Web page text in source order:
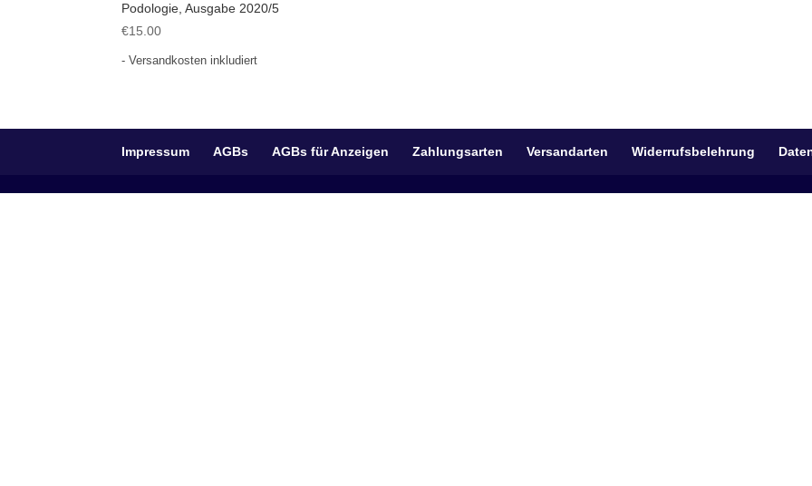
Podologie, Ausgabe 2020/5
€15.00
- Versandkosten inkludiert
Impressum AGBs AGBs für Anzeigen Zahlungsarten Versandarten Widerrufsbelehrung